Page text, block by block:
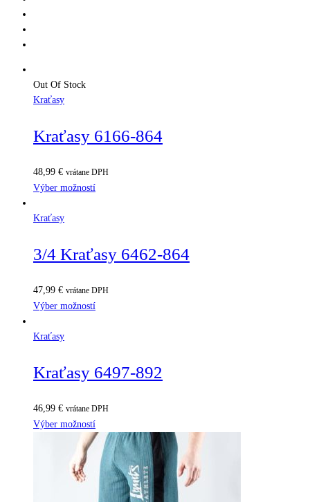
Out Of Stock
Kraťasy
Kraťasy 6166-864
48,99 € vrátane DPH
Výber možností
Kraťasy
3/4 Kraťasy 6462-864
47,99 € vrátane DPH
Výber možností
Kraťasy
Kraťasy 6497-892
46,99 € vrátane DPH
Výber možností